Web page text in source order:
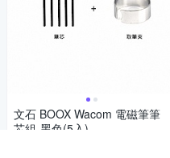
文石 BOOX Wacom 電磁筆筆
芯組-黑色(5入)